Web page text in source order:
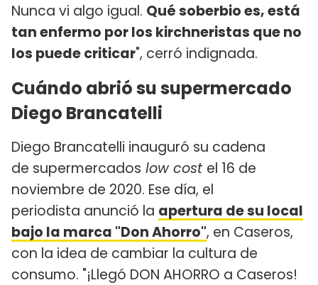
Nunca vi algo igual. Qué soberbio es, está
tan enfermo por los kirchneristas que no
los puede criticar", cerró indignada.
Cuándo abrió su supermercado
Diego Brancatelli
Diego Brancatelli inauguró su cadena
de supermercados low cost el 16 de
noviembre de 2020. Ese día, el
periodista anunció la apertura de su local
bajo la marca "Don Ahorro", en Caseros,
con la idea de cambiar la cultura de
consumo. "¡Llegó DON AHORRO a Caseros!